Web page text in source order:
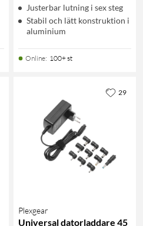
Justerbar lutning i sex steg
Stabil och lätt konstruktion i
aluminium
Online: 100+ st
Plexgear
Universal datorladdare 45
29